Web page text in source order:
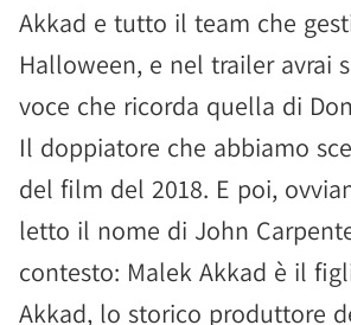
Akkad e tutto il team che
Halloween, e nel trailer avrai
voce che ricorda quella di
Il doppiatore che abbiamo
del film del 2018. E poi,
letto il nome di John
contesto: Malek Akkad è il
Akkad, lo storico produttore